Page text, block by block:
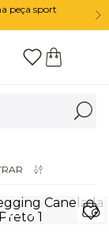
peça sport